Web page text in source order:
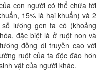
con người có thể chứa tới
15% là hại khuẩn) và 2
lượng gen ta có (khoảng
đặc biệt là ở ruột non và
đồng di truyền cao với
ruột của ta độc đáo hơn
vật của người khác.